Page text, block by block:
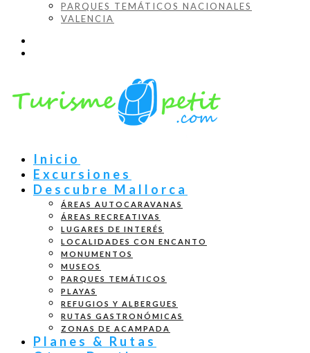
PARQUES TEMÁTICOS NACIONALES
VALENCIA
Inicio
Excursiones
Descubre Mallorca
ÁREAS AUTOCARAVANAS
ÁREAS RECREATIVAS
LUGARES DE INTERÉS
LOCALIDADES CON ENCANTO
MONUMENTOS
MUSEOS
PARQUES TEMÁTICOS
PLAYAS
REFUGIOS Y ALBERGUES
RUTAS GASTRONÓMICAS
ZONAS DE ACAMPADA
Planes & Rutas